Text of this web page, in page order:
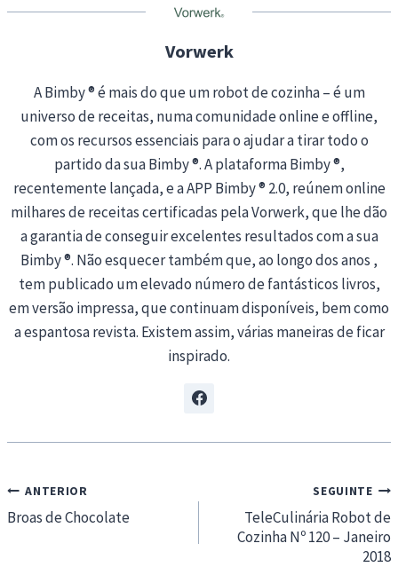
g
Vorwerk
A Bimby ® é mais do que um robot de cozinha – é um
universo de receitas, numa comunidade online e offline,
com os recursos essenciais para o ajudar a tirar todo o
partido da sua Bimby ®. A plataforma Bimby ®,
recentemente lançada, e a APP Bimby ® 2.0, reúnem online
milhares de receitas certificadas pela Vorwerk, que lhe dão
a garantia de conseguir excelentes resultados com a sua
Bimby ®. Não esquecer também que, ao longo dos anos ,
tem publicado um elevado número de fantásticos livros,
em versão impressa, que continuam disponíveis, bem como
a espantosa revista. Existem assim, várias maneiras de ficar
inspirado.
Navegação
de
ANTERIOR
Broas de Chocolate
SEGUINTE
TeleCulinária Robot de
Cozinha Nº 120 – Janeiro
2018